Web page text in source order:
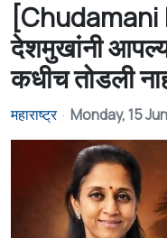
[Chudamani
देशमुखांनी
कधीच तोडली
महाराष्ट्र Monday, 15